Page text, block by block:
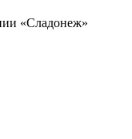
«Сладонеж»